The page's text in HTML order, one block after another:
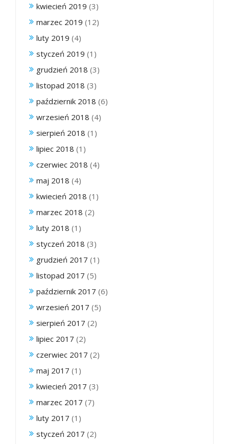
kwiecień 2019 (3)
marzec 2019 (12)
luty 2019 (4)
styczeń 2019 (1)
grudzień 2018 (3)
listopad 2018 (3)
październik 2018 (6)
wrzesień 2018 (4)
sierpień 2018 (1)
lipiec 2018 (1)
czerwiec 2018 (4)
maj 2018 (4)
kwiecień 2018 (1)
marzec 2018 (2)
luty 2018 (1)
styczeń 2018 (3)
grudzień 2017 (1)
listopad 2017 (5)
październik 2017 (6)
wrzesień 2017 (5)
sierpień 2017 (2)
lipiec 2017 (2)
czerwiec 2017 (2)
maj 2017 (1)
kwiecień 2017 (3)
marzec 2017 (7)
luty 2017 (1)
styczeń 2017 (2)